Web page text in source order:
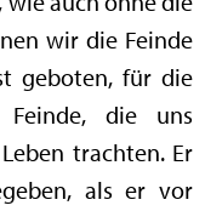
wir die Feinde
geboten, für die
die uns
trachten. Er
als er vor